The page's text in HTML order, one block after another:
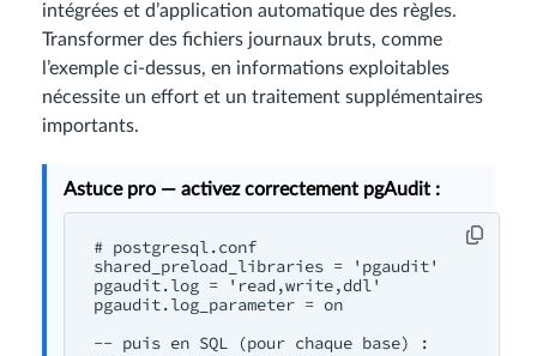
intégrées et d’application automatique des règles.
Transformer des fichiers journaux bruts, comme
l’exemple ci-dessus, en informations exploitables
nécessite un effort et un traitement supplémentaires
importants.
Astuce pro — activez correctement pgAudit :
# postgresql.conf
shared_preload_libraries = 'pgaudit'
pgaudit.log = 'read,write,ddl'
pgaudit.log_parameter = on
-- puis en SQL (pour chaque base) :